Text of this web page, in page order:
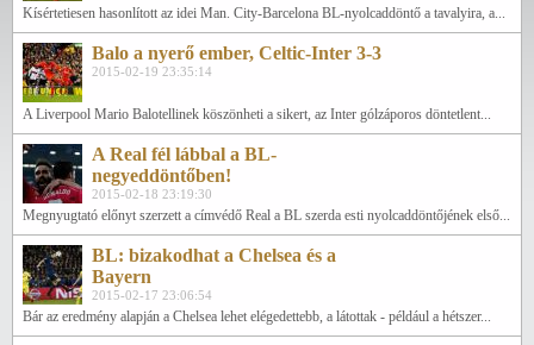
Kísértetiesen hasonlított az idei Man. City-Barcelona BL-nyolcaddöntő a tavalyira, a...
Balo a nyerő ember, Celtic-Inter 3-3
2015-02-19 23:35:14
A Liverpool Mario Balotellinek köszönheti a sikert, az Inter gólzáporos döntetlent...
A Real fél lábbal a BL-
negyeddöntőben!
2015-02-18 23:19:30
Megnyugtató előnyt szerzett a címvédő Real a BL szerda esti nyolcaddöntőjének első...
BL: bizakodhat a Chelsea és a
Bayern
2015-02-17 23:06:54
Bár az eredmény alapján a Chelsea lehet elégedettebb, a látottak - például a hétszer...